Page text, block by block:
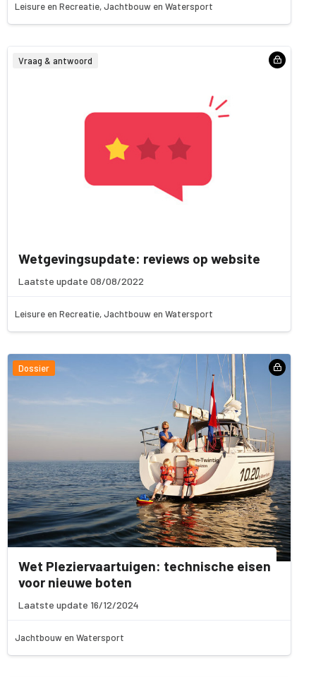
Leisure en Recreatie, Jachtbouw en Watersport
Vraag & antwoord
Wetgevingsupdate: reviews op website
Laatste update 08/08/2022
Leisure en Recreatie, Jachtbouw en Watersport
Dossier
Wet Pleziervaartuigen: technische eisen
voor nieuwe boten
Laatste update 16/12/2024
Jachtbouw en Watersport